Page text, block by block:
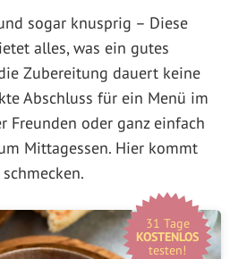
sogar knusprig – Diese
alles, was ein gutes
Zubereitung dauert keine
Abschluss für ein Menü im
Freunden oder ganz einfach
Mittagessen. Hier kommt
31 Tage
KOSTENLOS
testen!